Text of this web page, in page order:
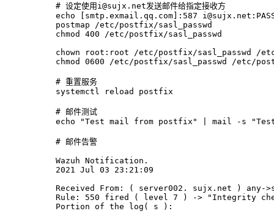
# 设定使用i@sujx.net发送邮件给指定接收方
echo [smtp.exmail.qq.com]:587
postmap /etc/postfix/sasl_passwd
chmod 400 /etc/postfix/sasl_passwd
chown root:root /etc/postfix/sasl_passwd /
chmod 0600 /etc/postfix/sasl_passwd /etc/
# 重置服务
systemctl reload postfix
# 邮件测试
echo "Test mail from postfix" | mail -s
# 邮件告警
Wazuh Notification.
2021 Jul 03 23:21:09
Received From: ( server002. sujx.net ) any-
Rule: 550 fired ( level 7 ) -> "Integrity
Portion of the log( s ):